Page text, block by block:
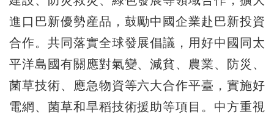
進口巴新優勢産品，鼓勵中國企業赴巴新投資
合作。共同落實全球發展倡議，用好中國同太
平洋島國有關應對氣變、減貧、農業、防災、
菌草技術、應急物資等六大合作平臺，實施好
電網、菌草和旱稻技術援助等項目。中方重視